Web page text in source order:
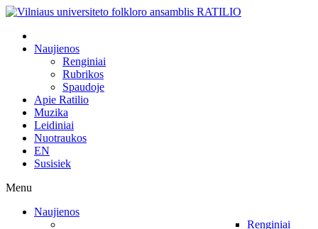
Naujienos
Renginiai
Rubrikos
Spaudoje
Apie Ratilio
Muzika
Leidiniai
Nuotraukos
EN
Susisiek
Menu
Naujienos
Renginiai